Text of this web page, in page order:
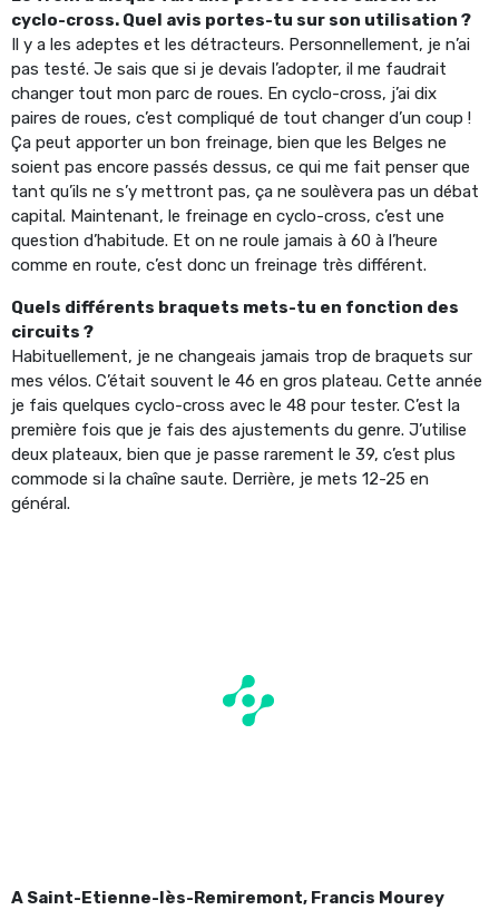
cyclo-cross. Quel avis portes-tu sur son utilisation ?
Il y a les adeptes et les détracteurs. Personnellement, je n’ai
pas testé. Je sais que si je devais l’adopter, il me faudrait
changer tout mon parc de roues. En cyclo-cross, j’ai dix
paires de roues, c’est compliqué de tout changer d’un coup !
Ça peut apporter un bon freinage, bien que les Belges ne
soient pas encore passés dessus, ce qui me fait penser que
tant qu’ils ne s’y mettront pas, ça ne soulèvera pas un débat
capital. Maintenant, le freinage en cyclo-cross, c’est une
question d’habitude. Et on ne roule jamais à 60 à l’heure
comme en route, c’est donc un freinage très différent.
Quels différents braquets mets-tu en fonction des
circuits ?
Habituellement, je ne changeais jamais trop de braquets sur
mes vélos. C’était souvent le 46 en gros plateau. Cette année
je fais quelques cyclo-cross avec le 48 pour tester. C’est la
première fois que je fais des ajustements du genre. J’utilise
deux plateaux, bien que je passe rarement le 39, c’est plus
commode si la chaîne saute. Derrière, je mets 12-25 en
général.
A Saint-Etienne-lès-Remiremont, Francis Mourey